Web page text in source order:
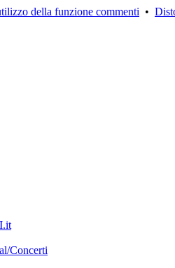
della funzione commenti •
Concerti